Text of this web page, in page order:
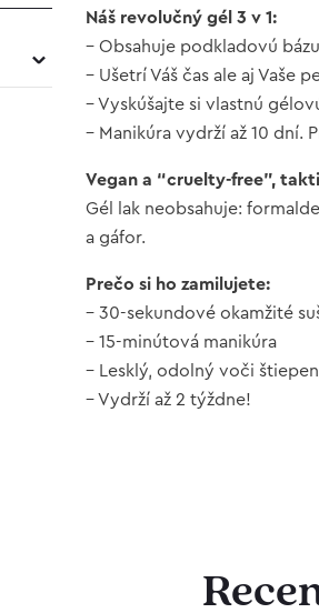
Náš revolučný gél 3 v 1:
– Obsahuje podkladovú
– Ušetrí Váš čas ale aj Vaše
– Vyskúšajte si vlastnú
– Manikúra vydrží až 10 dní.
Vegan a “cruelty-free”,
Gél lak neobsahuje:
a gáfor.
Prečo si ho zamilujete:
– 30-sekundové okamžité
– 15-minútová manikúra
– Lesklý, odolný voči
– Vydrží až 2 týždne!